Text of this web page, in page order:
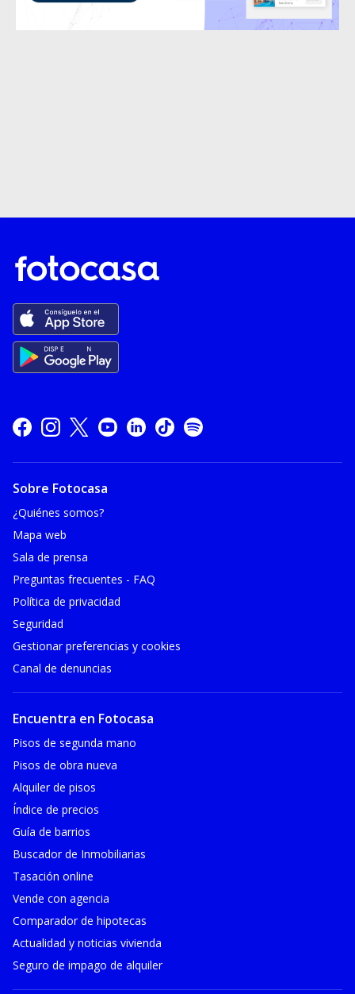
Sobre Fotocasa
¿Quiénes somos?
Mapa web
Sala de prensa
Preguntas frecuentes - FAQ
Política de privacidad
Seguridad
Gestionar preferencias y cookies
Canal de denuncias
Encuentra en Fotocasa
Pisos de segunda mano
Pisos de obra nueva
Alquiler de pisos
Índice de precios
Guía de barrios
Buscador de Inmobiliarias
Tasación online
Vende con agencia
Comparador de hipotecas
Actualidad y noticias vivienda
Seguro de impago de alquiler